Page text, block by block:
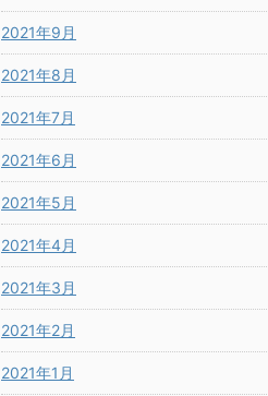
2021年9月
2021年8月
2021年7月
2021年6月
2021年5月
2021年4月
2021年3月
2021年2月
2021年1月